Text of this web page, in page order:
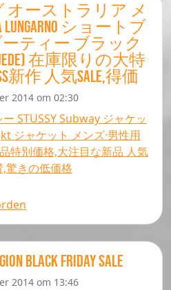
オーストラリア メ
ショートブ
ーティー ブラック
在庫限りの大特
新作 人気SALE,得価
2014 om 02:30
STUSSY Subway ジャケッ
ジャケット メンズ·男性用
特別価格,大注目な新品 人気
驚きの低価格
black friday sale
2014 om 13:46